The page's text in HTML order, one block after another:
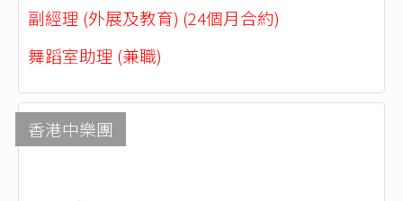
副經理 (外展及教育) (24個月合約)
舞蹈室助理 (兼職)
香港中樂團